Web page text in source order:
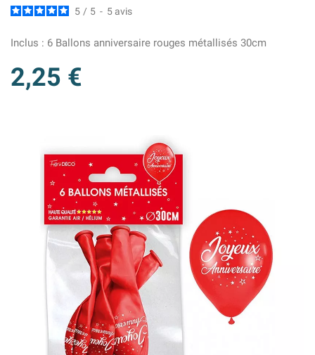
5 / 5 - 5 avis
Inclus : 6 Ballons anniversaire rouges métallisés 30cm
2,25 €